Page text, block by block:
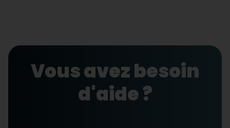
Vous avez besoin
d'aide ?